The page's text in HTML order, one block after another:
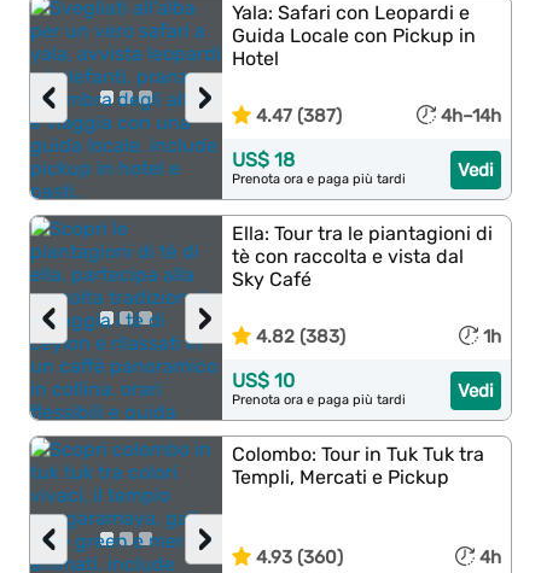
›
‹
Yala: Safari con Leopardi e
Guida Locale con Pickup in
Hotel
4.47 (387) 4h–14h
Vedi
US$ 18
Prenota ora e paga più tardi
›
‹
Ella: Tour tra le piantagioni di
tè con raccolta e vista dal
Sky Café
4.82 (383) 1h
Vedi
US$ 10
Prenota ora e paga più tardi
›
‹
Colombo: Tour in Tuk Tuk tra
Templi, Mercati e Pickup
4.93 (360) 4h